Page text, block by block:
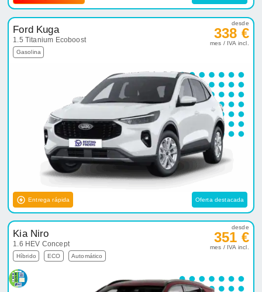
Ford Kuga
1.5 Titanium Ecoboost
Gasolina
desde
338 €
mes / IVA incl.
Entrega rápida Oferta destacada
Kia Niro
1.6 HEV Concept
Híbrido ECO Automático
desde
351 €
mes / IVA incl.